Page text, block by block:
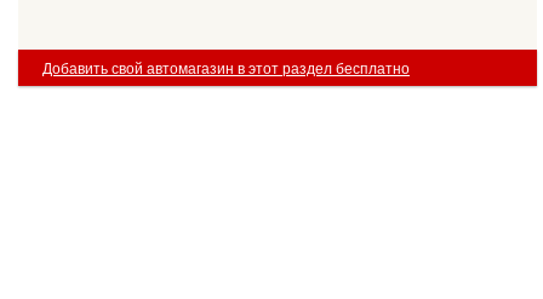
Добавить свой автомагазин в этот раздел бесплатно